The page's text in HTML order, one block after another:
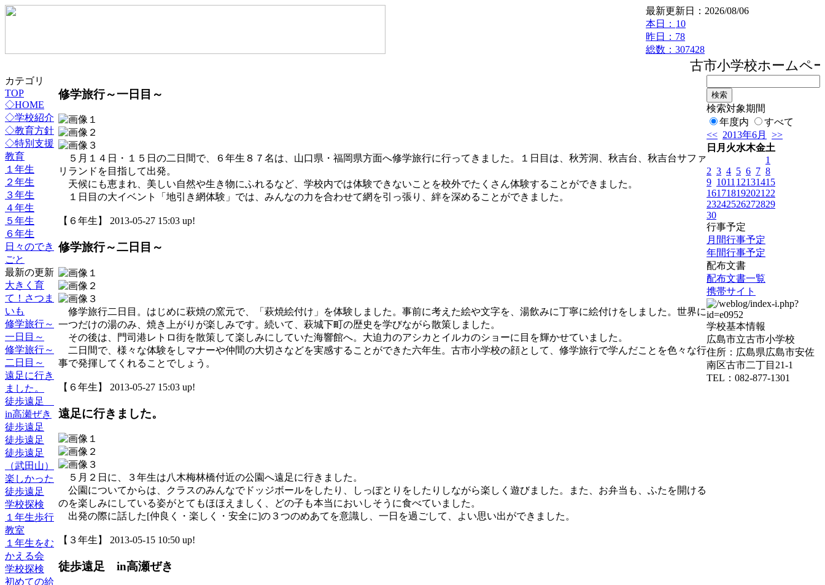
最新更新日：2026/08/06
本日： 10
昨日：78
総数：307428
古市小学校ホームペー
カテゴリ
TOP
◇HOME
◇学校紹介
◇教育方針
◇特別支援
教育
１年生
２年生
３年生
４年生
５年生
６年生
日々のでき
ごと
最新の更新
大きく育
て！さつま
いも
修学旅行～
一日目～
修学旅行～
二日目～
遠足に行き
ました。
徒歩遠足
in高瀬ぜき
徒歩遠足
徒歩遠足
徒歩遠足
（武田山）
楽しかった
徒歩遠足
学校探検
１年生歩行
教室
１年生をむ
かえる会
学校探検
初めての給
修学旅行～一日目～
５月１４日・１５日の二日間で、６年生８７名は、山口県・福岡県方面へ修学旅行に行ってきました。１日目は、秋芳洞、秋吉台、秋吉台サファ
リランドを目指して出発。
天候にも恵まれ、美しい自然や生き物にふれるなど、学校内では体験できないことを校外でたくさん体験することができました。
１日目の大イベント「地引き網体験」では、みんなの力を合わせて網を引っ張り、絆を深めることができました。
【６年生】 2013-05-27 15:03 up!
修学旅行～二日目～
修学旅行二日目。はじめに萩焼の窯元で、「萩焼絵付け」を体験しました。事前に考えた絵や文字を、湯飲みに丁寧に絵付けをしました。世界に
一つだけの湯のみ、焼き上がりが楽しみです。続いて、萩城下町の歴史を学びながら散策しました。
その後は、門司港レトロ街を散策して楽しみにしていた海響館へ。大迫力のアシカとイルカのショーに目を輝かせていました。
二日間で、様々な体験をしマナーや仲間の大切さなどを実感することができた六年生。古市小学校の顔として、修学旅行で学んだことを色々な行
事で発揮してくれることでしょう。
【６年生】 2013-05-27 15:03 up!
遠足に行きました。
５月２日に、３年生は八木梅林橋付近の公園へ遠足に行きました。
公園についてからは、クラスのみんなでドッジボールをしたり、しっぽとりをしたりしながら楽しく遊びました。また、お弁当も、ふたを開ける
のを楽しみにしている姿がとてもほほえましく、どの子も本当においしそうに食べていました。
出発の際に話した[仲良く・楽しく・安全に]の３つのめあてを意識し、一日を過ごして、よい思い出ができました。
【３年生】 2013-05-15 10:50 up!
徒歩遠足 in高瀬ぜき
検索対象期間
年度内
すべて
<< 2013年6月
>>
日 月 火水木金土
1
2 3 4 5 6 7 8
9 1011 12131415
161718192021 22
23242526272829
30
行事予定
月間行事予定
年間行事予定
配布文書
配布文書一覧
携帯サイト
学校基本情報
広島市立古市小学校
住所：広島県広島市安佐
南区古市二丁目21-1
TEL：082-877-1301